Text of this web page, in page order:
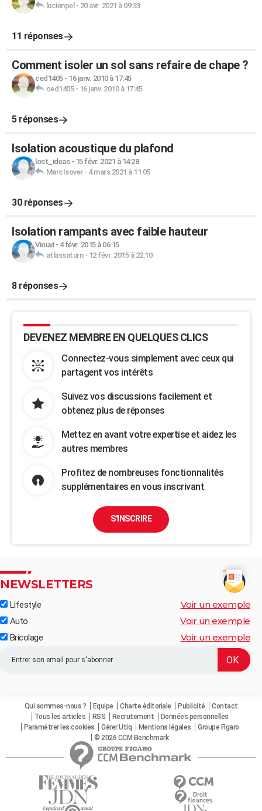
lucienpel - 20 avr. 2021 à 09:33
11 réponses
Comment isoler un sol sans refaire de chape ?
ced1405- 16 janv. 2010 à 17:45
ced1405- 16 janv. 2010 à 17:45
5 réponses
Isolation acoustique du plafond
lost_ideas- 15 févr. 2021 à 14:28
MarcIsover- 4 mars 2021 à 11:05
30 réponses
Isolation rampants avec faible hauteur
Viouvi- 4 févr. 2015 à 06:15
atlassaturn- 12 févr. 2015 à 22:10
8 réponses
DEVENEZ MEMBRE EN QUELQUES CLICS
Connectez-vous simplement avec ceux qui
partagent vos intérêts
Suivez vos discussions facilement et
obtenez plus de réponses
Mettez en avant votre expertise et aidez les
autres membres
Profitez de nombreuses fonctionnalités
supplémentaires en vous inscrivant
S'INSCRIRE
NEWSLETTERS
Lifestyle Voir un exemple
Auto Voir un exemple
Bricolage Voir un exemple
Qui sommes-nous ? Equipe Charte éditoriale Publicité
Contact
Tous les articles
RSS Recrutement
Données personnelles
Paramétrer les cookies
Gérer Utiq Mentions légales
Groupe Figaro
© 2026 CCM Benchmark